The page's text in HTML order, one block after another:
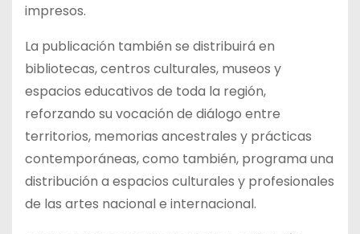
impresos.
La publicación también se distribuirá en
bibliotecas, centros culturales, museos y
espacios educativos de toda la región,
reforzando su vocación de diálogo entre
territorios, memorias ancestrales y prácticas
contemporáneas, como también, programa una
distribución a espacios culturales y profesionales
de las artes nacional e internacional.